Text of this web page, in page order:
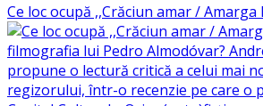
Ce loc ocupă ,,Crăciun amar / Amarga